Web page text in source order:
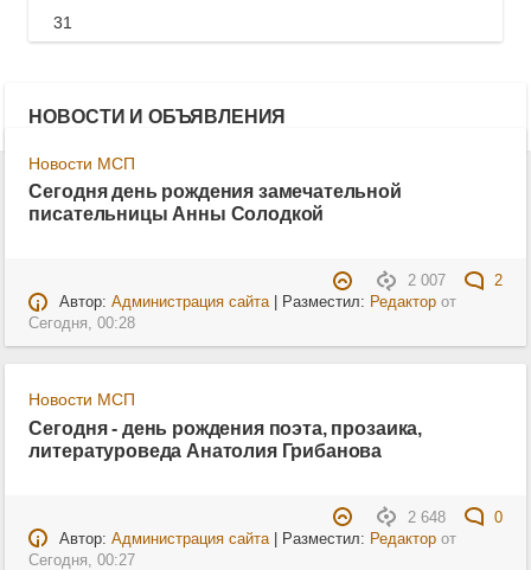
31
НОВОСТИ И ОБЪЯВЛЕНИЯ
Новости МСП
Сегодня день рождения замечательной
писательницы Анны Солодкой
2 007
2
Автор: Администрация сайта| Разместил: Редакторот
Сегодня, 00:28
Новости МСП
Сегодня - день рождения поэта, прозаика,
литературоведа Анатолия Грибанова
2 648
0
Автор: Администрация сайта| Разместил: Редакторот
Сегодня, 00:27